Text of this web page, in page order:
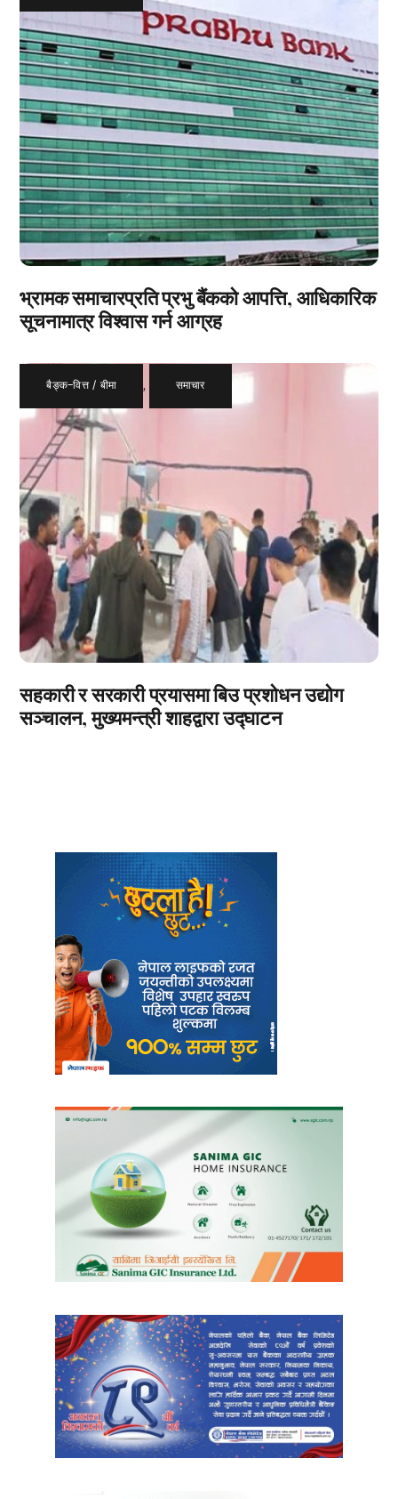
भ्रामक समाचारप्रति प्रभु बैंकको आपत्ति, आधिकारिक
सूचनामात्र विश्वास गर्न आग्रह
बैङ्क–वित्त / बीमा , समाचार
सहकारी र सरकारी प्रयासमा बिउ प्रशोधन उद्योग
सञ्चालन, मुख्यमन्त्री शाहद्वारा उद्घाटन